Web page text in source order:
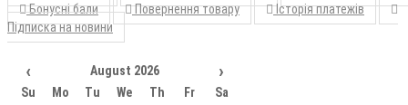
Бонусні бали
Повернення товару
Історія платежів
Підписка на новини
‹ August 2026 ›
Su Mo Tu We Th Fr
Sa